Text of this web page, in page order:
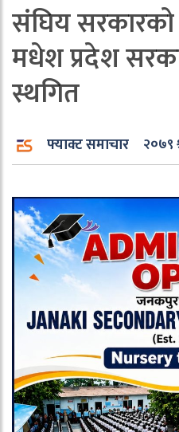
संघिय
मधेश प्रदेश
स्थगित
फ्याक्ट समाचार २०७९